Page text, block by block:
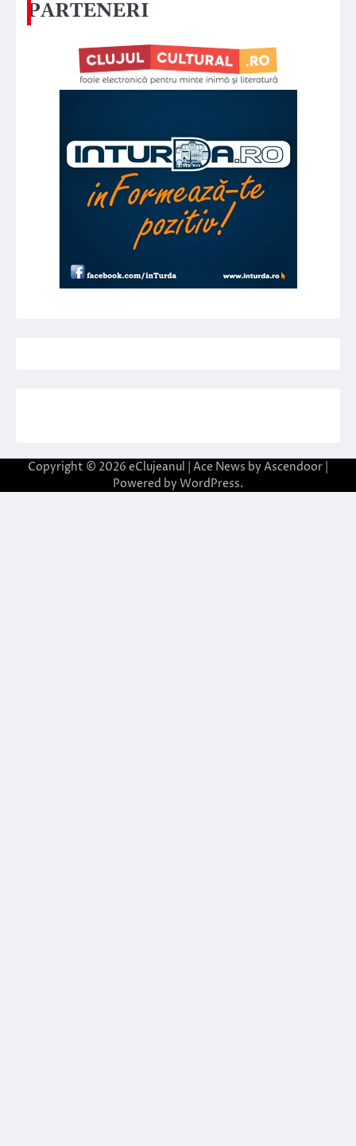
PARTENERI
Copyright © 2026 eClujeanul | Ace News by Ascendoor
Powered by WordPress.